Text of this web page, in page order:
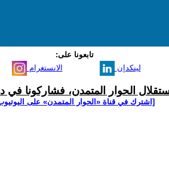
تابعونا على:
الانستغرام لينكدإن
الحوار المتمدن، فشاركونا في
[اشترك في قناة ‫«الحوار المتمدن» على